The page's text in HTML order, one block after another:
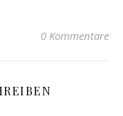
0 Kommentare